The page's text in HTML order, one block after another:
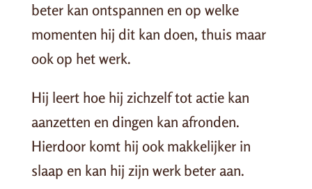
beter kan ontspannen en op welke
momenten hij dit kan doen, thuis maar
ook op het werk.
Hij leert hoe hij zichzelf tot actie kan
aanzetten en dingen kan afronden.
Hierdoor komt hij ook makkelijker in
slaap en kan hij zijn werk beter aan.